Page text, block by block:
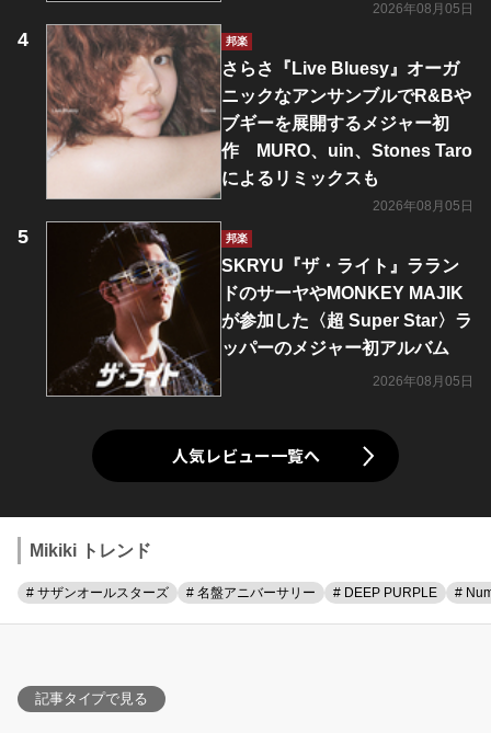
2026年08月05日
邦楽
さらさ『Live Bluesy』オーガ
ニックなアンサンブルでR&Bや
ブギーを展開するメジャー初
作 MURO、uin、Stones Taro
によるリミックスも
2026年08月05日
邦楽
SKRYU『ザ・ライト』ララン
ドのサーヤやMONKEY MAJIK
が参加した〈超 Super Star〉ラ
ッパーのメジャー初アルバム
2026年08月05日
人気レビュー一覧へ
Mikiki トレンド
# サザンオールスターズ # 名盤アニバーサリー # DEEP PURPLE #
記事タイプで見る